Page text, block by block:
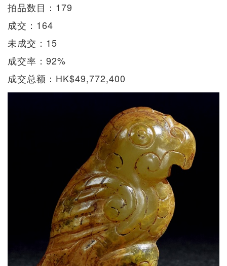
拍品数目：179
成交：164
未成交：15
成交率：92%
成交总额：HK$49,772,400